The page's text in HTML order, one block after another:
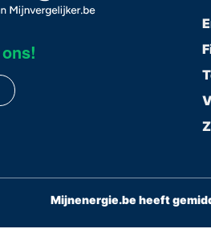
Mijnenergie.be heeft